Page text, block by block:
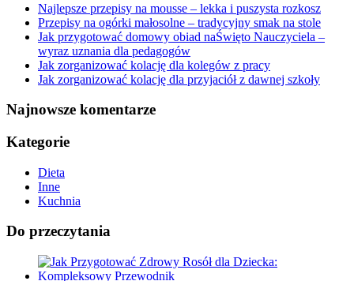
Najlepsze przepisy na mousse – lekka i puszysta rozkosz
Przepisy na ogórki małosolne – tradycyjny smak na stole
Jak przygotować domowy obiad naŚwięto Nauczyciela –
wyraz uznania dla pedagogów
Jak zorganizować kolację dla kolegów z pracy
Jak zorganizować kolację dla przyjaciół z dawnej szkoły
Najnowsze komentarze
Kategorie
Dieta
Inne
Kuchnia
Do przeczytania